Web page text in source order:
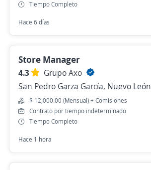
Tiempo Completo
Hace 6 días
Store Manager
4.3
Grupo Axo
San Pedro Garza García, Nuevo León
$ 12,000.00 (Mensual) + Comisiones
Contrato por tiempo indeterminado
Tiempo Completo
Hace 1 hora